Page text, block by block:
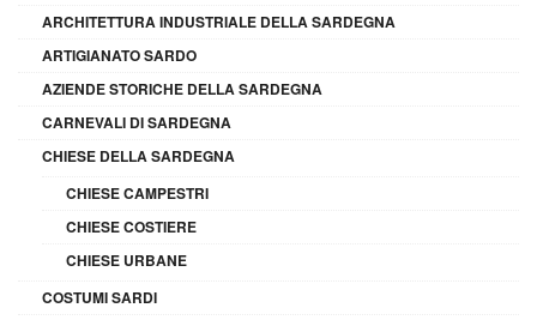
ARCHITETTURA INDUSTRIALE DELLA SARDEGNA
ARTIGIANATO SARDO
AZIENDE STORICHE DELLA SARDEGNA
CARNEVALI DI SARDEGNA
CHIESE DELLA SARDEGNA
CHIESE CAMPESTRI
CHIESE COSTIERE
CHIESE URBANE
COSTUMI SARDI